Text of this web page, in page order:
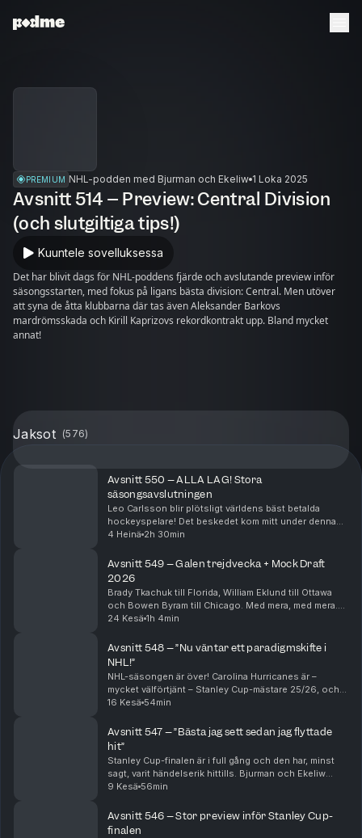
PREMIUM NHL-podden med Bjurman och Ekeliw 1 Loka 2025
Avsnitt 514 – Preview: Central Division
(och slutgiltiga tips!)
Kuuntele sovelluksessa
Det har blivit dags för NHL-poddens fjärde och avslutande preview inför
säsongsstarten, med fokus på ligans bästa division: Central. Men utöver
att syna de åtta klubbarna där tas även Aleksander Barkovs
mardrömsskada och Kirill Kaprizovs rekordkontrakt upp. Bland mycket
annat!
Jaksot (576)
Avsnitt 550 – ALLA LAG! Stora
säsongsavslutningen
Leo Carlsson blir plötsligt världens bäst betalda
hockeyspelare! Det beskedet kom mitt under denna
inspelning, men klipps in i börja av avsnittet. Ni får
4 Heinä 2h 30min
Avsnitt 549 – Galen trejdvecka + Mock Draft
2026
Brady Tkachuk till Florida, William Eklund till Ottawa
och Bowen Byram till Chicago. Med mera, med mera.
Per Bjurman och Jonathan Ekeliw har flera stekheta
24 Kesä 1h 4min
Avsnitt 548 – ”Nu väntar ett paradigmskifte i
NHL!”
NHL-säsongen är över! Carolina Hurricanes är –
mycket välförtjänt – Stanley Cup-mästare 25/26, och
Per Bjurman och Jonathan Ekeliw djupanalyserar
klu...
16 Kesä 54min
Avsnitt 547 – ”Bästa jag sett sedan jag flyttade
hit”
Stanley Cup-finalen är i full gång och den har, minst
sagt, varit händelserik hittills. Bjurman och Ekeliw
försöker summera och analysera de galna matcherna
9 Kesä 56min
Avsnitt 546 – Stor preview inför Stanley Cup-
finalen